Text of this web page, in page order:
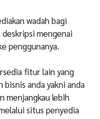
wadah bagi
mengenai
penggunanya.
fitur lain yang
bisnis anda yakni anda
menjangkau lebih
situs penyedia